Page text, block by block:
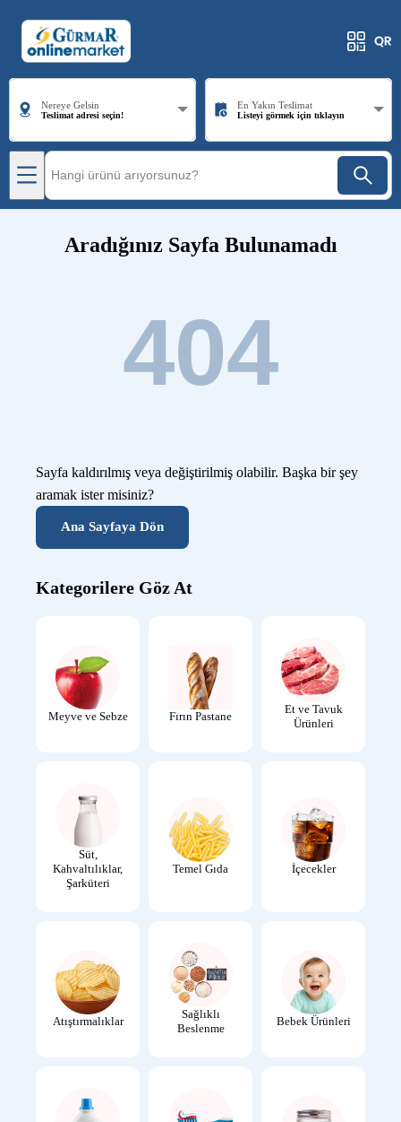
Nereye Gelsin
Teslimat adresi seçin!
En Yakın Teslimat
Listeyi görmek için tıklayın
Aradığınız Sayfa Bulunamadı
Sayfa kaldırılmış veya değiştirilmiş olabilir. Başka bir şey
aramak ister misiniz?
Ana Sayfaya Dön
404
Kategorilere Göz At
Meyve ve Sebze Fırın Pastane
Et ve Tavuk
Ürünleri
Süt,
Kahvaltılıklar,
Şarküteri
Temel Gıda İçecekler
Atıştırmalıklar
Sağlıklı
Beslenme
Bebek Ürünleri